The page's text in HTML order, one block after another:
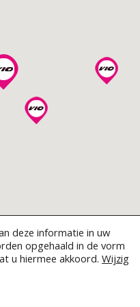
vacatures
• Tel. 03 253 20 10 •
deze informatie in uw
opgehaald in de vorm
u hiermee akkoord. Wijzig